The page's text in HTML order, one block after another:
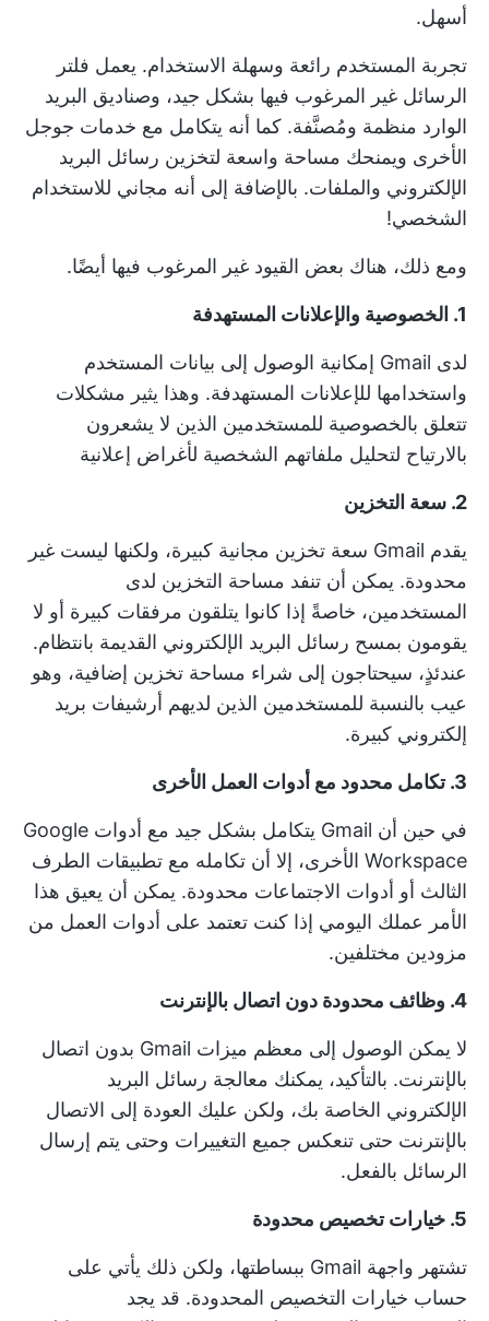
أسهل.
تجربة المستخدم رائعة وسهلة الاستخدام. يعمل فلتر
الرسائل غير المرغوب فيها بشكل جيد، وصناديق البريد
الوارد منظمة ومُصنَّفة. كما أنه يتكامل مع خدمات جوجل
الأخرى ويمنحك مساحة واسعة لتخزين رسائل البريد
الإلكتروني والملفات. بالإضافة إلى أنه مجاني للاستخدام
الشخصي!
ومع ذلك، هناك بعض القيود غير المرغوب فيها أيضًا.
1. الخصوصية والإعلانات المستهدفة
لدى Gmail إمكانية الوصول إلى بيانات المستخدم
واستخدامها للإعلانات المستهدفة. وهذا يثير مشكلات
تتعلق بالخصوصية للمستخدمين الذين لا يشعرون
بالارتياح لتحليل ملفاتهم الشخصية لأغراض إعلانية
2. سعة التخزين
يقدم Gmail سعة تخزين مجانية كبيرة، ولكنها ليست غير
محدودة. يمكن أن تنفد مساحة التخزين لدى
المستخدمين، خاصةً إذا كانوا يتلقون مرفقات كبيرة أو لا
يقومون بمسح رسائل البريد الإلكتروني القديمة بانتظام.
عندئذٍ، سيحتاجون إلى شراء مساحة تخزين إضافية، وهو
عيب بالنسبة للمستخدمين الذين لديهم أرشيفات بريد
إلكتروني كبيرة.
3. تكامل محدود مع أدوات العمل الأخرى
في حين أن Gmail يتكامل بشكل جيد مع أدوات Google
Workspace الأخرى، إلا أن تكامله مع تطبيقات الطرف
الثالث أو أدوات الاجتماعات محدودة. يمكن أن يعيق هذا
الأمر عملك اليومي إذا كنت تعتمد على أدوات العمل من
مزودين مختلفين.
4. وظائف محدودة دون اتصال بالإنترنت
لا يمكن الوصول إلى معظم ميزات Gmail بدون اتصال
بالإنترنت. بالتأكيد، يمكنك معالجة رسائل البريد
الإلكتروني الخاصة بك، ولكن عليك العودة إلى الاتصال
بالإنترنت حتى تنعكس جميع التغييرات وحتى يتم إرسال
الرسائل بالفعل.
5. خيارات تخصيص محدودة
تشتهر واجهة Gmail ببساطتها، ولكن ذلك يأتي على
حساب خيارات التخصيص المحدودة. قد يجد